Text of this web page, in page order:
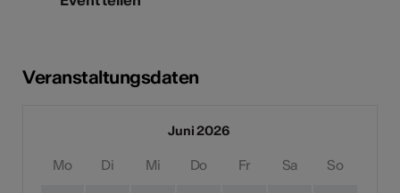
Veranstaltungsdaten
Juni 2026
Mo Di Mi Do Fr Sa So